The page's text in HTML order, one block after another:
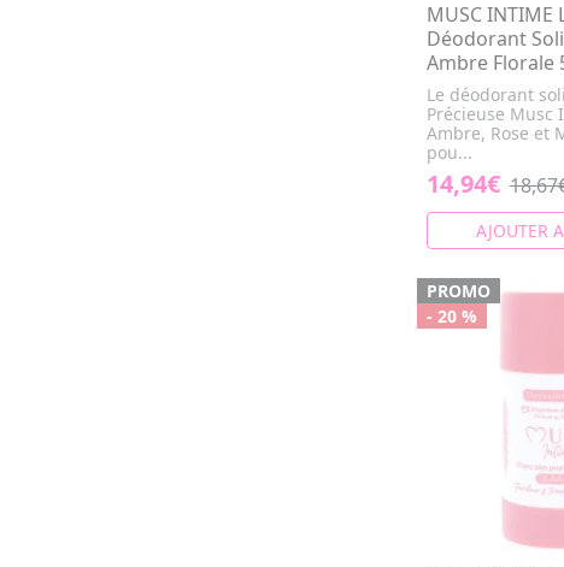
MUSC INTIME
Déodorant
Ambre Florale
Le déodorant
Précieuse Musc
Ambre, Rose et
pou...
14,94€
AJOUTER
PROMO
- 20 %